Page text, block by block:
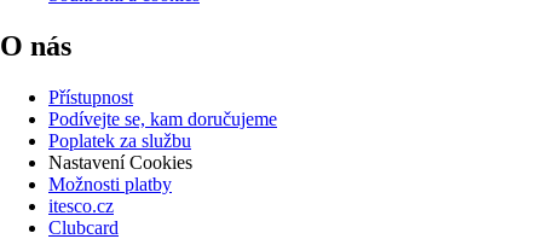
O nás
Přístupnost
Podívejte se, kam doručujeme
Poplatek za službu
Nastavení Cookies
Možnosti platby
itesco.cz
Clubcard